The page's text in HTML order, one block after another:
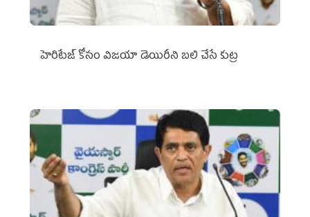
హెరిటేజ్ కోసం విజయా డెయిరీని బలి చేసే కుట్ర‌